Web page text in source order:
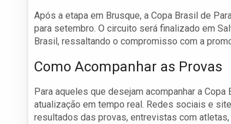
Após a etapa em Brusque, a Copa Brasil de
para setembro. O circuito será finalizado em
Brasil, ressaltando o compromisso com a
Como Acompanhar as Provas
Para aqueles que desejam acompanhar a
atualização em tempo real. Redes sociais e
resultados das provas, entrevistas com